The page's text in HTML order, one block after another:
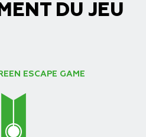
DU JEU
ESCAPE GAME